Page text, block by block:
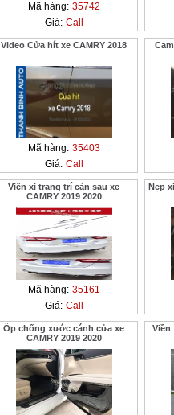
Mã hàng: 35742
Giá: Call
Video Cửa hít xe CAMRY 2018
Mã hàng: 35403
Giá: Call
Viền xi trang trí cản sau xe
CAMRY 2019 2020
Mã hàng: 35161
Giá: Call
Nẹp
Ốp chống xước cánh cửa xe
CAMRY 2019 2020
Viền